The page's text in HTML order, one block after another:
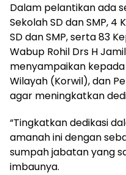
Dalam pelantikan ada
Sekolah SD dan SMP,
SD dan SMP, serta 83
Wabup Rohil Drs H
menyampaikan
Wilayah (Korwil), dan
agar meningkatkan
“Tingkatkan dedikasi
amanah ini dengan
sumpah jabatan yang
imbaunya.